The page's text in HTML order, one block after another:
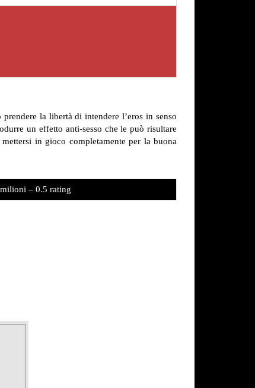
la libertà di intendere l’eros in senso
un effetto anti-sesso che le può risultare
in gioco completamente per la buona
– 0.5 rating